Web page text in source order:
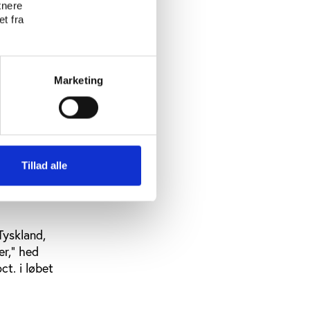
fra
Marketing
Tillad alle
retten.
til
hed
i løbet